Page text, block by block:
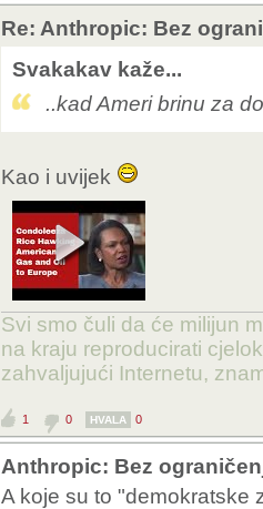
Re: Anthropic: Bez
Svakakav kaže...
..kad Ameri brinu za
Kao i uvijek
Svi smo čuli da će milijun
na kraju reproducirati
zahvaljujući Internetu,
1 0 HVALA 0
Anthropic: Bez
A koje su to "demokratske